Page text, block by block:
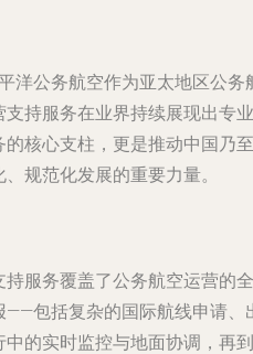
洋公务航空作为亚太地区公务
持服务在业界持续展现出专业
核心支柱，更是推动中国乃至
规范化发展的重要力量。
服务覆盖了公务航空运营的全
——包括复杂的国际航线申请、
的实时监控与地面协调，再到